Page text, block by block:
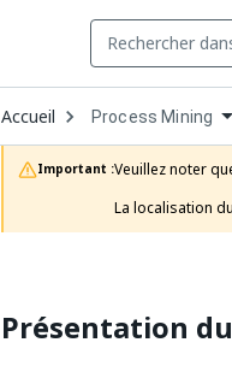
Accueil Open
Dropdown
to
choose
product
Process Mining
Important :Veuillez noter
La localisation
Présentation